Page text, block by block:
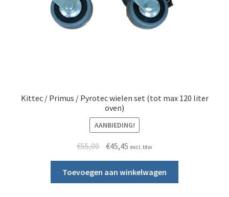
Kittec / Primus / Pyrotec wielen set (tot max 120 liter
oven)
AANBIEDING!
€55,00 Oorspronkelijke prijs was: €55,00.
€45,45Huidige prijs is: €45,45.
excl. btw
Toevoegen aan winkelwagen